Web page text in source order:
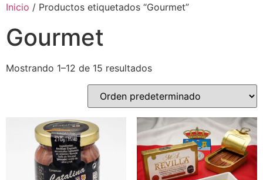
Inicio / Productos etiquetados “Gourmet”
Gourmet
Mostrando 1–12 de 15 resultados